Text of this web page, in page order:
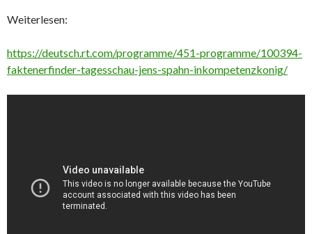
Weiterlesen:
https://deutsch.rt.com/programme/451-programme/100394-
faktenerfinder-tagesschau-jens-spahn-inkompetenzkonig/